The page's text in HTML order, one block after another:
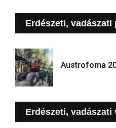
Erdészeti, vadászati
Austrofoma
Erdészeti, vadászati